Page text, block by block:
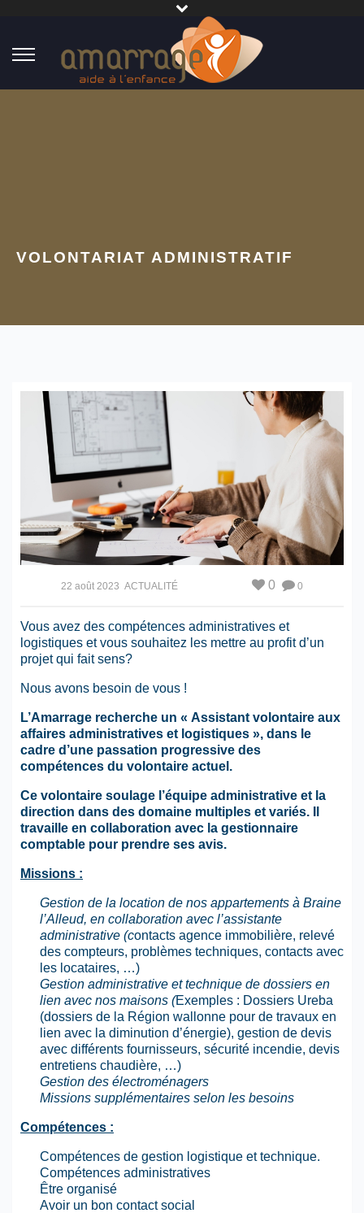
VOLONTARIAT ADMINISTRATIF
22 août 2023 ACTUALITÉ 0
0
Vous avez des compétences administratives et
logistiques et vous souhaitez les mettre au profit d’un
projet qui fait sens?
Nous avons besoin de vous !
L’Amarrage recherche un « Assistant volontaire aux
affaires administratives et logistiques », dans le
cadre d’une passation progressive des
compétences du volontaire actuel.
Ce volontaire soulage l’équipe administrative et la
direction dans des domaine multiples et variés. Il
travaille en collaboration avec la gestionnaire
comptable pour prendre ses avis.
Missions :
Gestion de la location de nos appartements à Braine
l’Alleud, en collaboration avec l’assistante
administrative (contacts agence immobilière, relevé
des compteurs, problèmes techniques, contacts avec
les locataires, …)
Gestion administrative et technique de dossiers en
lien avec nos maisons (Exemples : Dossiers Ureba
(dossiers de la Région wallonne pour de travaux en
lien avec la diminution d’énergie), gestion de devis
avec différents fournisseurs, sécurité incendie, devis
entretiens chaudière, …)
Gestion des électroménagers
Missions supplémentaires selon les besoins
Compétences :
Compétences de gestion logistique et technique.
Compétences administratives
Être organisé
Avoir un bon contact social